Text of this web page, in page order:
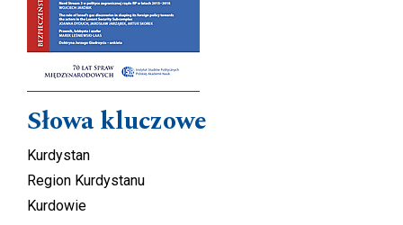
Słowa kluczowe
Kurdystan
Region Kurdystanu
Kurdowie